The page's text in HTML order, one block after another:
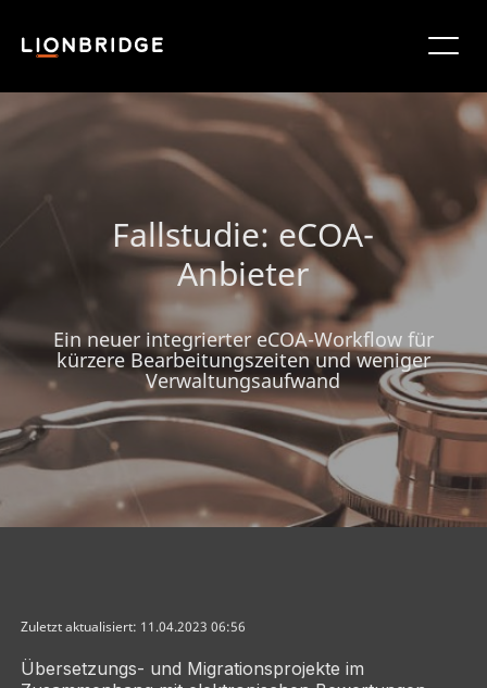
Fallstudie: eCOA-
Anbieter
Ein neuer integrierter eCOA-Workflow für
kürzere Bearbeitungszeiten und weniger
Verwaltungsaufwand
Zuletzt aktualisiert: 11.04.2023 06:56
Übersetzungs- und Migrationsprojekte im